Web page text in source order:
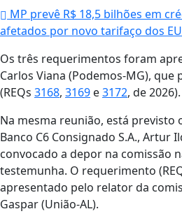
MP prevê R$ 18,5 bilhões em
afetados por novo tarifaço dos
Os três requerimentos foram
Carlos Viana (Podemos-MG), que
(REQs 3168, 3169 e3172, de 2026).
Na mesma reunião, está previsto
Banco C6 Consignado S.A., Artur
convocado a depor na comissão
testemunha. O requerimento
apresentado pelo relator da
Gaspar (União-AL).